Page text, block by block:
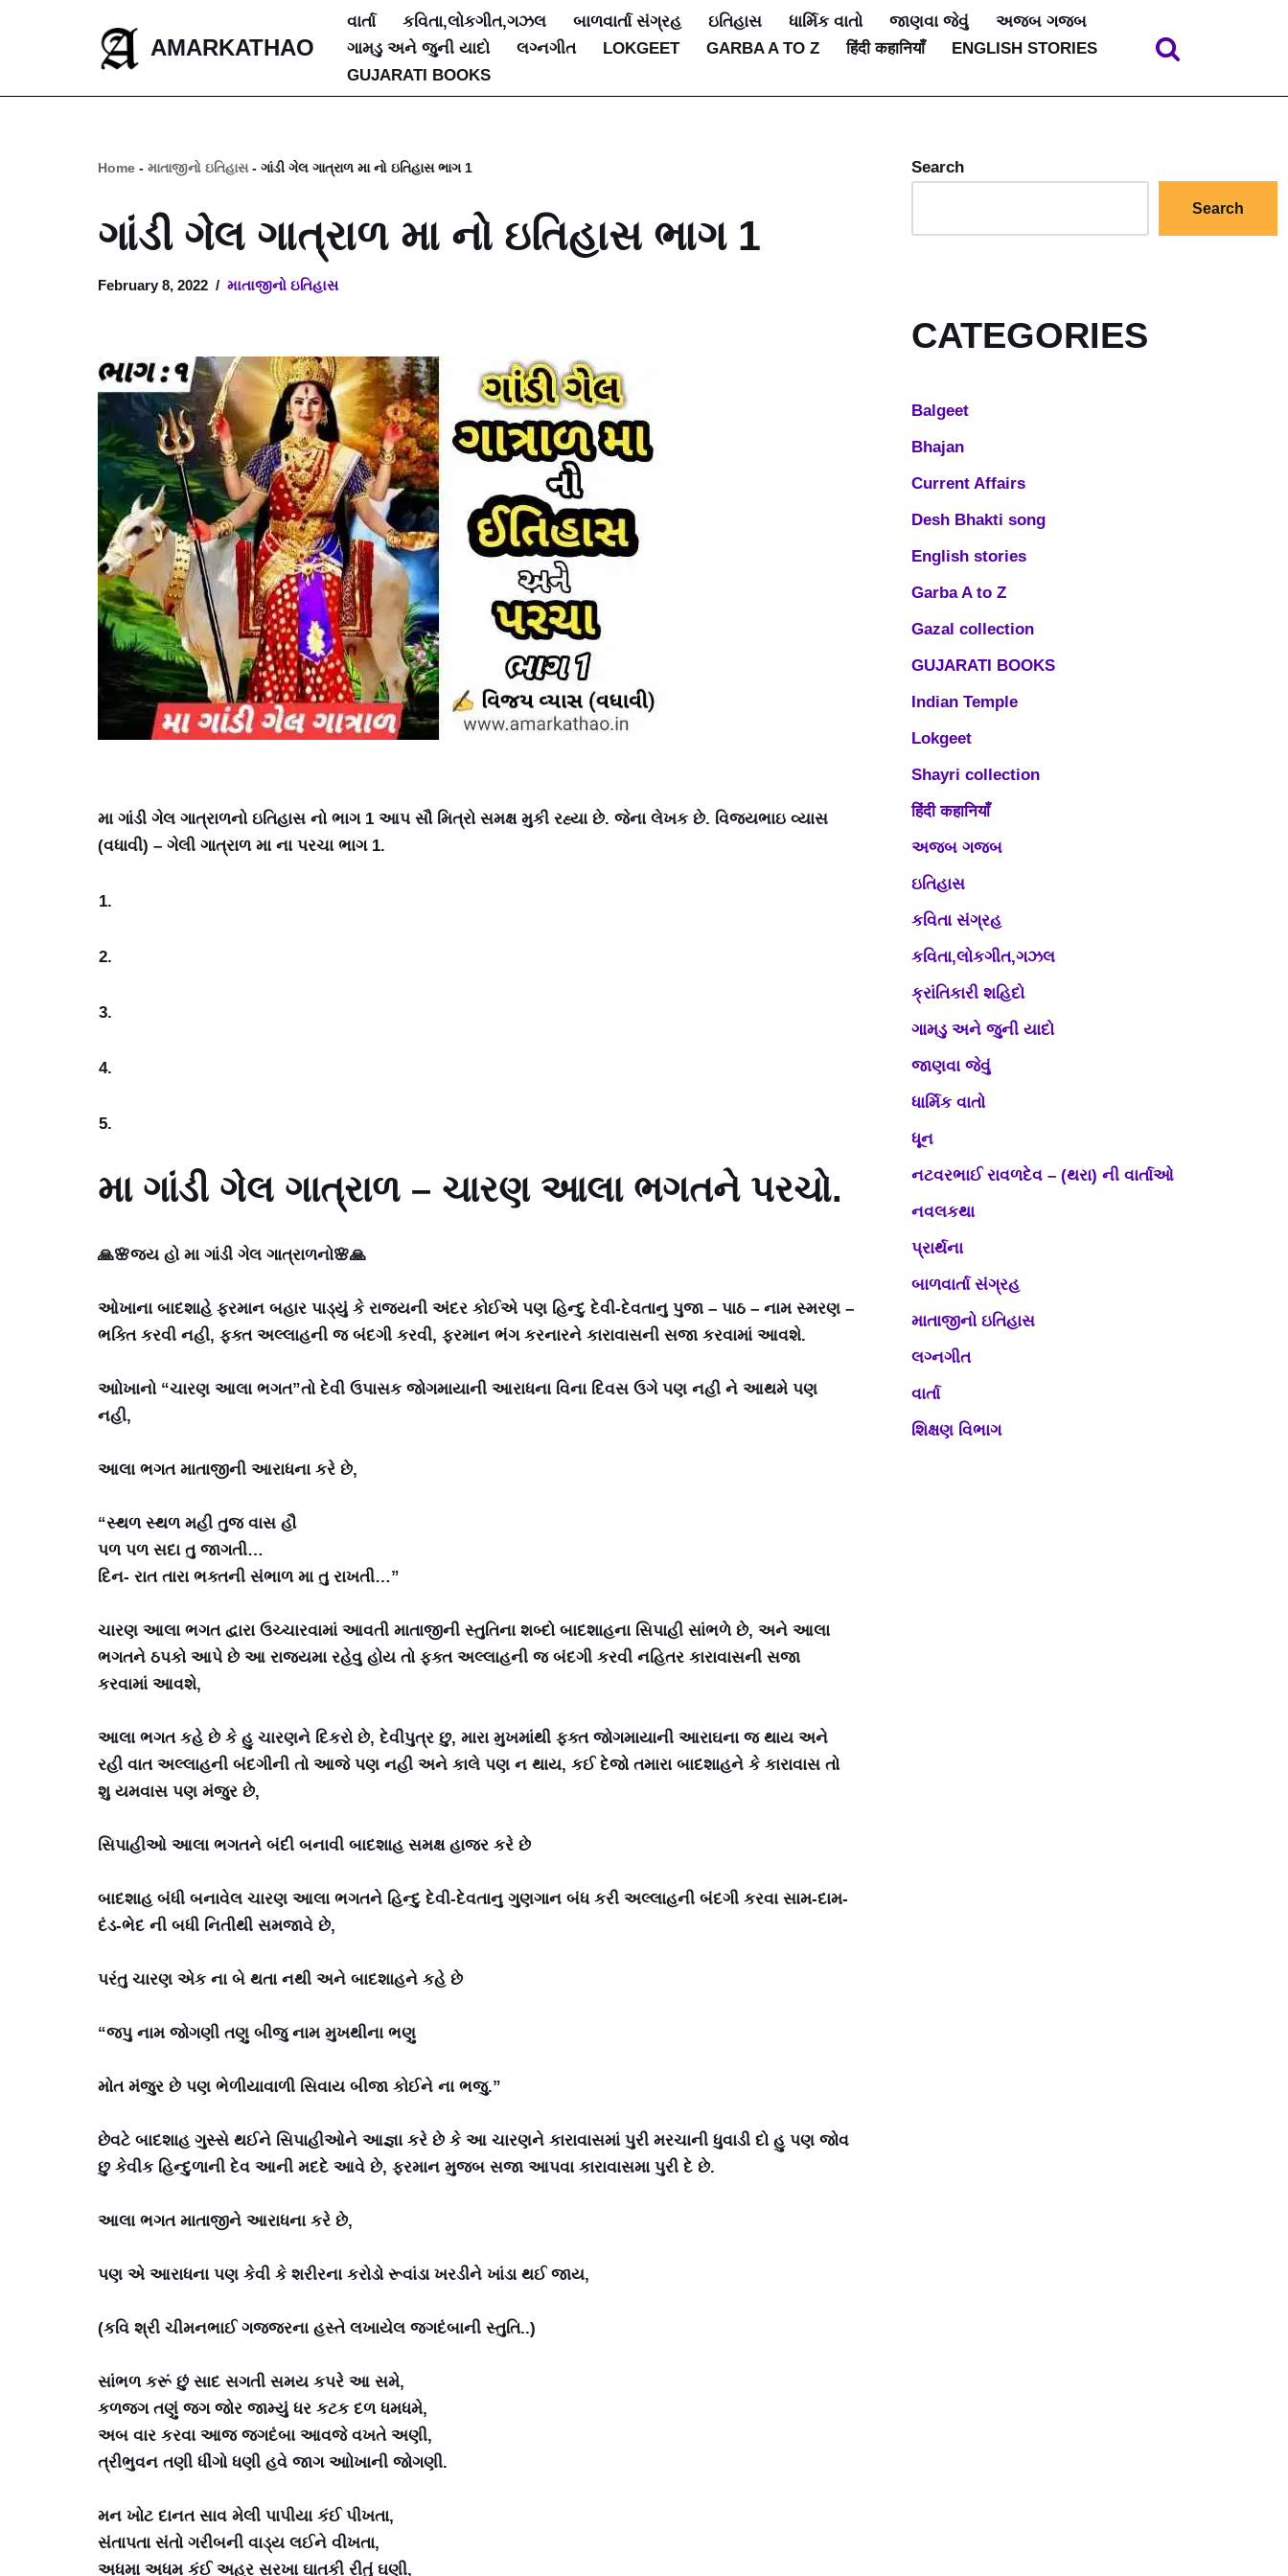
AMARKATHAO
વાર્તા કવિતા,લોકગીત,ગઝલ બાળવાર્તા સંગ્રહ ઇતિહાસ ધાર્મિક વાતો જાણવા જેવું
અજબ ગજબ
ગામડુ અને જુની યાદો
લગ્નગીત LOKGEET GARBA A TO Z हिंदी कहानियाँ
ENGLISH STORIES
GUJARATI BOOKS
Home - માતાજીનો ઇતિહાસ- ગાંડી ગેલ ગાત્રાળ મા નો ઇતિહાસ ભાગ 1
ગાંડી ગેલ ગાત્રાળ મા નો ઇતિહાસ ભાગ 1
February 8, 2022 માતાજીનો ઇતિહાસ
મા ગાંડી ગેલ ગાત્રાળનો ઇતિહાસ નો ભાગ 1 આપ સૌ મિત્રો સમક્ષ મુકી રહ્યા છે. જેના લેખક છે. વિજયભાઇ વ્યાસ
(વધાવી) – ગેલી ગાત્રાળ મા ના પરચા ભાગ 1.
મા ગાંડી ગેલ ગાત્રાળ – ચારણ આલા ભગતને પરચો.
🙏🌸જય હો મા ગાંડી ગેલ ગાત્રાળનો🌸🙏
ઓખાના બાદશાહે ફરમાન બહાર પાડ્યું કે રાજ્યની અંદર કોઈએ પણ હિન્દુ દેવી-દેવતાનુ પુજા – પાઠ – નામ સ્મરણ –
ભક્તિ કરવી નહી, ફક્ત અલ્લાહની જ બંદગી કરવી, ફરમાન ભંગ કરનારને કારાવાસની સજા કરવામાં આવશે.
આોખાનો “ચારણ આલા ભગત”તો દેવી ઉપાસક જોગમાયાની આરાધના વિના દિવસ ઉગે પણ નહી ને આથમે પણ
નહી,
આલા ભગત માતાજીની આરાધના કરે છે,
“સ્થળ સ્થળ મહી તુજ વાસ હૌ
પળ પળ સદા તુ જાગતી…
દિન- રાત તારા ભક્તની સંભાળ મા તુ રાખતી…”
ચારણ આલા ભગત દ્વારા ઉચ્ચારવામાં આવતી માતાજીની સ્તુતિના શબ્દો બાદશાહના સિપાહી સાંભળે છે, અને આલા
ભગતને ઠપકો આપે છે આ રાજ્યમા રહેવુ હોય તો ફક્ત અલ્લાહની જ બંદગી કરવી નહિતર કારાવાસની સજા
કરવામાં આવશે,
આલા ભગત કહે છે કે હુ ચારણને દિકરો છે, દેવીપુત્ર છુ, મારા મુખમાંથી ફક્ત જોગમાયાની આરાઘના જ થાય અને
રહી વાત અલ્લાહની બંદગીની તો આજે પણ નહી અને કાલે પણ ન થાય, કઈ દેજો તમારા બાદશાહને કે કારાવાસ તો
શુ યમવાસ પણ મંજુર છે,
સિપાહીઓ આલા ભગતને બંદી બનાવી બાદશાહ સમક્ષ હાજર કરે છે
બાદશાહ બંધી બનાવેલ ચારણ આલા ભગતને હિન્દુ દેવી-દેવતાનુ ગુણગાન બંધ કરી અલ્લાહની બંદગી કરવા સામ-દામ-
દંડ-ભેદ ની બધી નિતીથી સમજાવે છે,
પરંતુ ચારણ એક ના બે થતા નથી અને બાદશાહને કહે છે
“જપુ નામ જોગણી તણુ બીજુ નામ મુખથીના ભણુ
મોત મંજુર છે પણ ભેળીયાવાળી સિવાય બીજા કોઈને ના ભજુ.”
છેવટે બાદશાહ ગુસ્સે થઈને સિપાહીઓને આજ્ઞા કરે છે કે આ ચારણને કારાવાસમાં પુરી મરચાની ધુવાડી દો હુ પણ જોવ
છુ કેવીક હિન્દુળાની દેવ આની મદદે આવે છે, ફરમાન મુજબ સજા આપવા કારાવાસમા પુરી દે છે.
આલા ભગત માતાજીને આરાધના કરે છે,
પણ એ આરાધના પણ કેવી કે શરીરના કરોડો રૂવાંડા ખરડીને ખાંડા થઈ જાય,
(કવિ શ્રી ચીમનભાઈ ગજ્જરના હસ્તે લખાયેલ જગદંબાની સ્તુતિ..)
સાંભળ કરૂં છું સાદ સગતી સમય કપરે આ સમે,
કળજગ તણું જગ જોર જામ્યું ધર કટક દળ ધમધમે,
અબ વાર કરવા આજ જગદંબા આવજે વખતે અણી,
ત્રીભુવન તણી ધીંગો ધણી હવે જાગ આોખાની જોગણી.
મન ખોટ દાનત સાવ મેલી પાપીયા કંઈ પીખતા,
સંતાપતા સંતો ગરીબની વાડ્ય લઈને વીખતા,
અધમા અધમ કંઈ અહર સરખા ઘાતકી રીતું ઘણી,
Search
Search
CATEGORIES
Balgeet
Bhajan
Current Affairs
Desh Bhakti song
English stories
Garba A to Z
Gazal collection
GUJARATI BOOKS
Indian Temple
Lokgeet
Shayri collection
हिंदी कहानियाँ
અજબ ગજબ
ઇતિહાસ
કવિતા સંગ્રહ
કવિતા,લોકગીત,ગઝલ
ક્રાંતિકારી શહિદો
ગામડુ અને જુની યાદો
જાણવા જેવું
ધાર્મિક વાતો
ધૂન
નટવરભાઈ રાવળદેવ – (થરા) ની વાર્તાઓ
નવલકથા
પ્રાર્થના
બાળવાર્તા સંગ્રહ
માતાજીનો ઇતિહાસ
લગ્નગીત
વાર્તા
શિક્ષણ વિભાગ